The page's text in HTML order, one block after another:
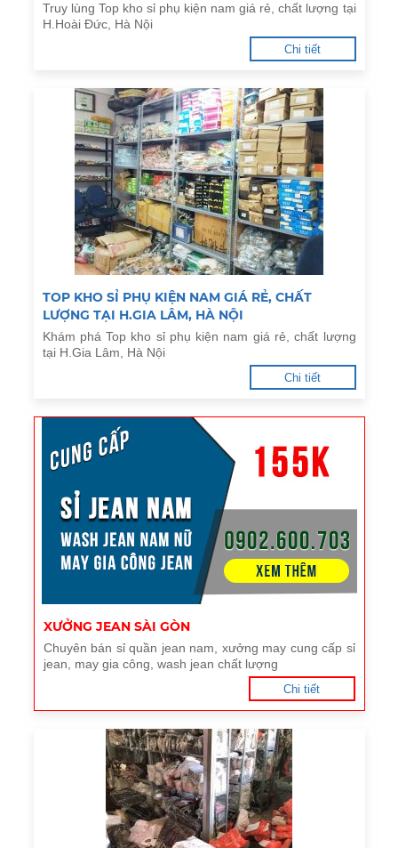
Truy lùng Top kho sỉ phụ kiện nam giá rẻ, chất lượng tại
H.Hoài Đức, Hà Nội
Chi tiết
TOP KHO SỈ PHỤ KIỆN NAM GIÁ RẺ, CHẤT
LƯỢNG TẠI H.GIA LÂM, HÀ NỘI
Khám phá Top kho sỉ phụ kiện nam giá rẻ, chất lượng
tại H.Gia Lâm, Hà Nội
Chi tiết
XƯỞNG JEAN SÀI GÒN
Chuyên bán sỉ quần jean nam, xưởng may cung cấp sỉ
jean, may gia công, wash jean chất lượng
Chi tiết